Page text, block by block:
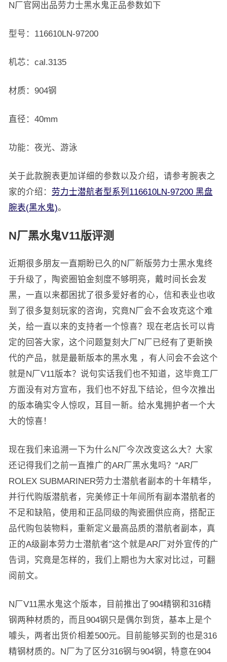
N厂官网出品劳力士黑水鬼正品参数如下
型号：116610LN-97200
机芯：cal.3135
材质：904钢
直径：40mm
功能：夜光、游泳
关于此款腕表更加详细的参数以及介绍，请参考腕表之
家的介绍： 劳力士潜航者型系列116610LN-97200 黑盘
腕表(黑水鬼)。
N厂黑水鬼V11版评测
近期很多朋友一直期盼已久的N厂新版劳力士黑水鬼终
于升级了，陶瓷圈铂金刻度不够明亮，戴时间长会发
黑，一直以来都困扰了很多爱好者的心，信和表业也收
到了很多复刻玩家的咨询，究竟N厂会不会攻克这个难
关，给一直以来的支持者一个惊喜？现在老店长可以肯
定的回答大家，这个问题复刻大厂N厂已经有了更新换
代的产品，就是最新版本的黑水鬼 ，有人问会不会这个
就是N厂V11版本？说句实话我们也不知道，这毕竟工厂
方面没有对方宣布，我们也不好乱下结论，但今次推出
的版本确实令人惊叹，耳目一新。给水鬼拥护者一个大
大的惊喜！
现在我们来追溯一下为什么N厂今次改变这么大？大家
还记得我们之前一直推广的AR厂黑水鬼吗？“AR厂
ROLEX SUBMARINER劳力士潜航者副本的十年精华，
并行代购版潜航者，完美修正十年间所有副本潜航者的
不足和缺陷，使用和正品同级的陶瓷圈供应商，搭配正
品代购包装物料，重新定义最高品质的潜航者副本，真
正的A级副本劳力士潜航者”这个就是AR厂对外宣传的广
告词，究竟是怎样的，我们上期也为大家对比过，可翻
阅前文。
N厂V11黑水鬼这个版本，目前推出了904精钢和316精
钢两种材质的，而且904钢只是偶尔到货，基本上是个
噱头，两者出货价相差500元。目前能够买到的也是316
精钢材质的。N厂为了区分316钢与904钢，特意在904